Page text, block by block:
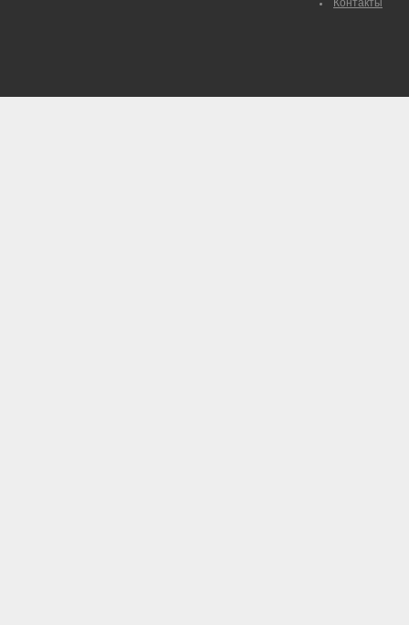
Контакты